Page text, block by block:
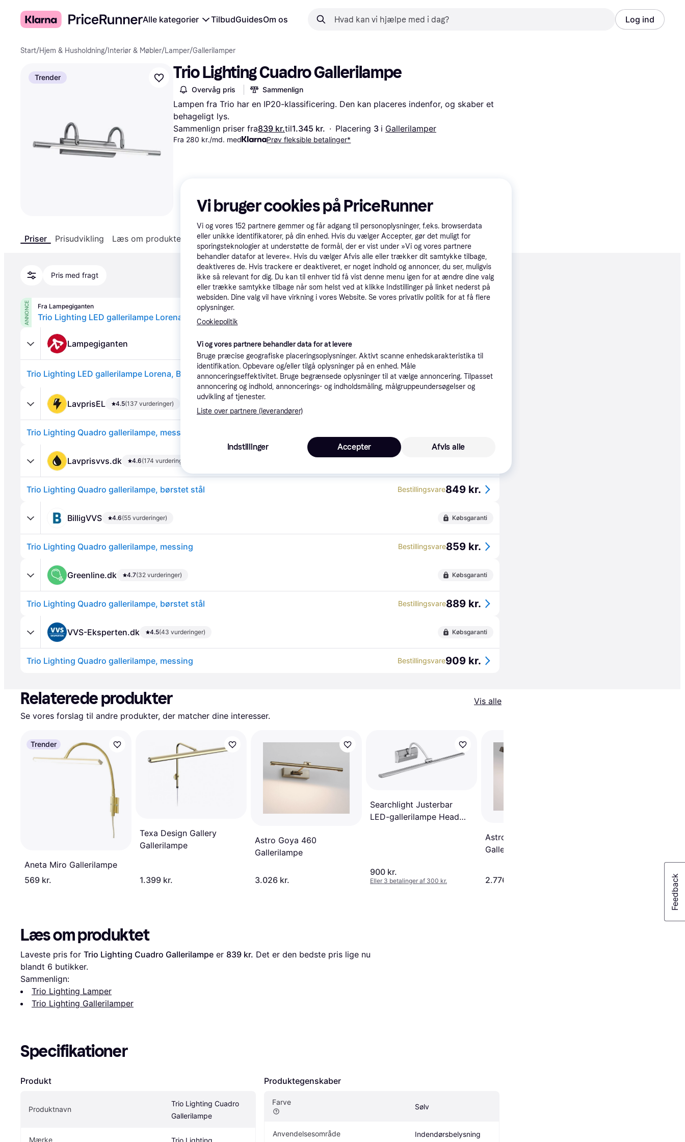
Alle kategorier TilbudGuidesOm os Log ind
Start/Hjem & Husholdning/ Interiør & Møbler/Lamper/Gallerilamper
Trender Trio Lighting Cuadro Gallerilampe
Overvåg pris Sammenlign
Lampen fra Trio har en IP20-klassificering. Den kan placeres indenfor, og skaber et
behageligt lys.
Sammenlign priser fra839 kr.til1.345 kr. · Placering 3 i Gallerilamper
Fra 280 kr./md. med Prøv fleksible betalinger*
Priser Prisudvikling Læs om produktet Specifikationer
Pris med fragt Promoveret
ANNONCE Fra Lampegiganten
Lampegiganten
Trio Lighting LED gallerilampe Lorena, Bronze/messing, Stue/spisestue, Metal, Moderne Laveste pris·69 kr. fragt,2-3 dage
Eller 280 kr./md.
LavprisEL 4.5(137 vurderinger)
Trio Lighting Quadro gallerilampe, messing
Lavprisvvs.dk 4.6(174 vurderinger)
Trio Lighting Quadro gallerilampe, børstet stål Bestillingsvare849 kr.
BilligVVS 4.6(55 vurderinger) Købsgaranti
Trio Lighting Quadro gallerilampe, messing Bestillingsvare859 kr.
Greenline.dk 4.7(32 vurderinger) Købsgaranti
Trio Lighting Quadro gallerilampe, børstet stål Bestillingsvare889 kr.
VVS-Eksperten.dk 4.5(43 vurderinger) Købsgaranti
Trio Lighting Quadro gallerilampe, messing Bestillingsvare909 kr.
Relaterede produkter
Vis alle
Se vores forslag til andre produkter, der matcher dine interesser.
Trender
Aneta Miro Gallerilampe
569 kr.
Texa Design Gallery
Gallerilampe
1.399 kr.
Astro Goya 460
Gallerilampe
3.026 kr.
Searchlight Justerbar
LED-gallerilampe Head
900 kr.
Eller 3 betalinger af 300 kr.
Astro Renoir 680
Gallerilampe
2.776 kr.
Læs om produktet
Laveste pris for Trio Lighting Cuadro Gallerilampe er 839 kr. Det er den bedste pris lige nu
blandt 6 butikker.
Sammenlign:
Trio Lighting Lamper
Trio Lighting Gallerilamper
Specifikationer
Produkt
Produktnavn
Trio Lighting Cuadro
Gallerilampe
Mærke Trio Lighting
Produktegenskaber
Farve
Sølv
Anvendelsesområde Indendørsbelysning
Vi bruger cookies på PriceRunner
Vi og vores 152 partnere gemmer og får adgang til personoplysninger, f.eks. browserdata
eller unikke identifikatorer, på din enhed. Hvis du vælger Accepter, gør det muligt for
sporingsteknologier at understøtte de formål, der er vist under »Vi og vores partnere
behandler datafor at levere«. Hvis du vælger Afvis alle eller trækker dit samtykke tilbage,
deaktiveres de. Hvis trackere er deaktiveret, er noget indhold og annoncer, du ser, muligvis
ikke så relevant for dig. Du kan til enhver tid få vist denne menu igen for at ændre dine valg
eller trække samtykke tilbage når som helst ved at klikke Indstillinger på linket nederst på
websiden. Dine valg vil have virkning i vores Website. Se vores privatliv politik for at få flere
oplysninger.
Cookiepolitik
Vi og vores partnere behandler data for at levere
Bruge præcise geografiske placeringsoplysninger. Aktivt scanne enhedskarakteristika til
identifikation. Opbevare og/eller tilgå oplysninger på en enhed. Måle
annonceringseffektivitet. Bruge begrænsede oplysninger til at vælge annoncering. Tilpasset
annoncering og indhold, annoncerings- og indholdsmåling, målgruppeundersøgelser og
udvikling af tjenester.
Liste over partnere (leverandører)
Indstillinger Afvis alle
Accepter